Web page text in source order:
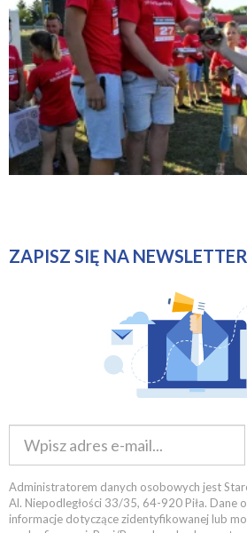
ZAPISZ SIĘ NA NEWSLETTER
Administratorem danych osobowych jest
Al. Niepodległości 33/35, 64-920 Piła. Dane
informacje dotyczące zidentyfikowanej lub